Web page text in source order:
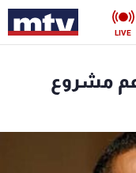
LIVE
مشروع